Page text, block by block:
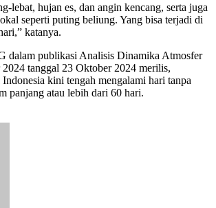
lebat, hujan es, dan angin kencang, serta juga
seperti puting beliung. Yang bisa terjadi di
katanya.
dalam publikasi Analisis Dinamika Atmosfer
tanggal 23 Oktober 2024 merilis,
kini tengah mengalami hari tanpa
panjang atau lebih dari 60 hari.